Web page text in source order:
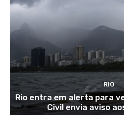
RIO
Rio entra em alerta para
Civil envia aviso